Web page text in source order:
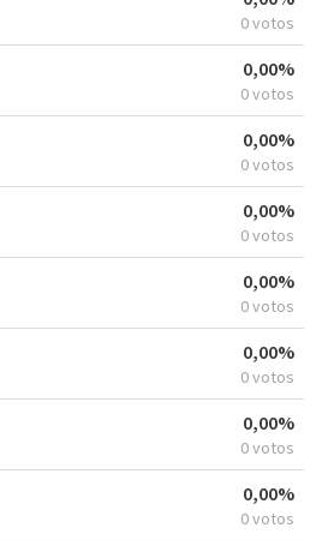
0 votos
0,00%
0 votos
0,00%
0 votos
0,00%
0 votos
0,00%
0 votos
0,00%
0 votos
0,00%
0 votos
0,00%
0 votos